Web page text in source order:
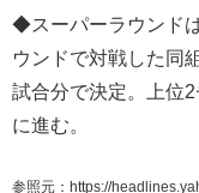
◆スーパーラウンド
ウンドで対戦した同
試合分で決定。上位
に進む。
参照元：https://